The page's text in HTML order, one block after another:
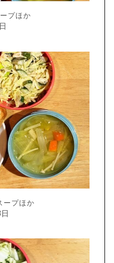
プほか
ープほか